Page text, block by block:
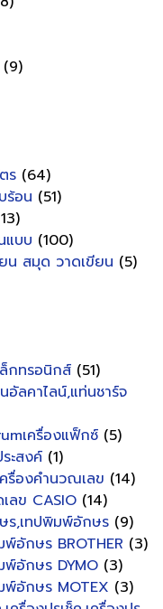
(9)
ร (64)
ร้อน (51)
แบบ (100)
น สมุด วาดเขียน (5)
กทรอนิกส์ (51)
อัลคาไลน์,แท่นชาร์จ
เครื่องแฟ็กซ์ (5)
ะสงค์ (1)
รื่องคำนวณเลข (14)
ลข CASIO (14)
ร,เทปพิมพ์อักษร (9)
พ์อักษร BROTHER (3)
พ์อักษร DYMO (3)
พ์อักษร MOTEX (3)